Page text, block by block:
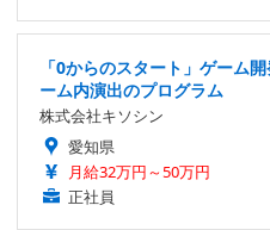
「0からのスタート」ゲーム
ーム内演出のプログラム
株式会社キソシン
愛知県
月給32万円～50万円
正社員